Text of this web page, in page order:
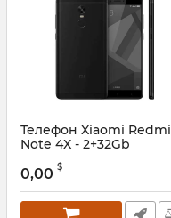
Телефон Xiaomi Redmi
Note 4X - 2+32Gb
0,00 $